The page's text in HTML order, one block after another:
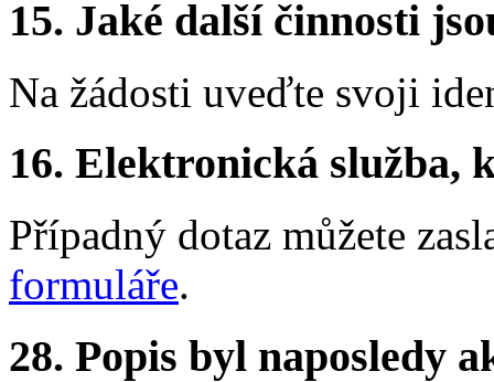
15. Jaké další činnosti
Na žádosti uveďte svoji
16. Elektronická služba,
Případný dotaz můžete
formuláře.
28. Popis byl naposledy